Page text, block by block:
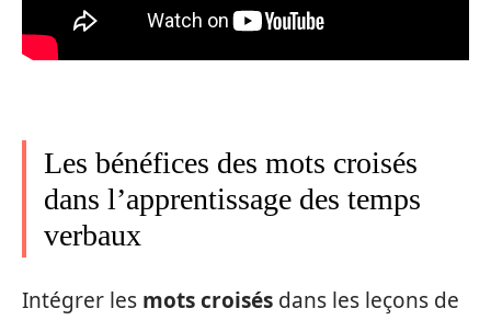
Les bénéfices des mots croisés
dans l’apprentissage des temps
verbaux
Intégrer les mots croisés dans les leçons de